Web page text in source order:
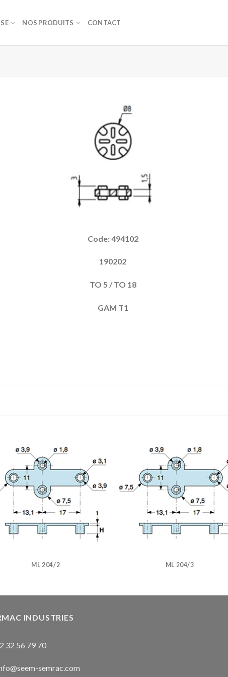
NOS PRODUITS CONTACT
Code: 494102
190202
TO 5 / TO 18
GAM T1
ML 204/2 ML 204/3
INDUSTRIES
32 56 79 70
semrac.com